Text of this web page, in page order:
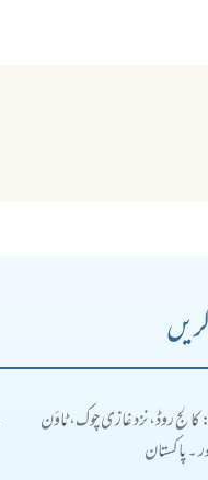
کالج روڈ، نزد غازی چوک، ٹاؤن
۔ پاکستان